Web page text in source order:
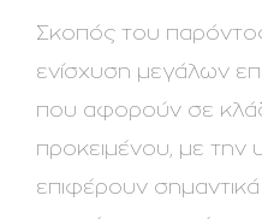
Σκοπός του
ενίσχυση μεγάλων
που αφορούν σε
προκειμένου, με την
επιφέρουν